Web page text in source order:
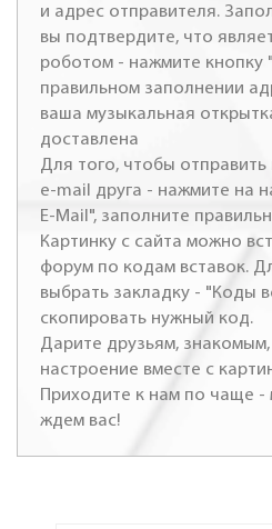
и адрес отправителя.
вы подтвердите, что
роботом - нажмите кнопку
правильном заполнении
ваша музыкальная
доставлена
Для того, чтобы отправить
e-mail друга - нажмите на
E-Mail", заполните
Картинку с сайта можно
форум по кодам вставок.
выбрать закладку - "Коды
скопировать нужный код.
Дарите друзьям,
настроение вместе с
Приходите к нам по чаще -
ждем вас!